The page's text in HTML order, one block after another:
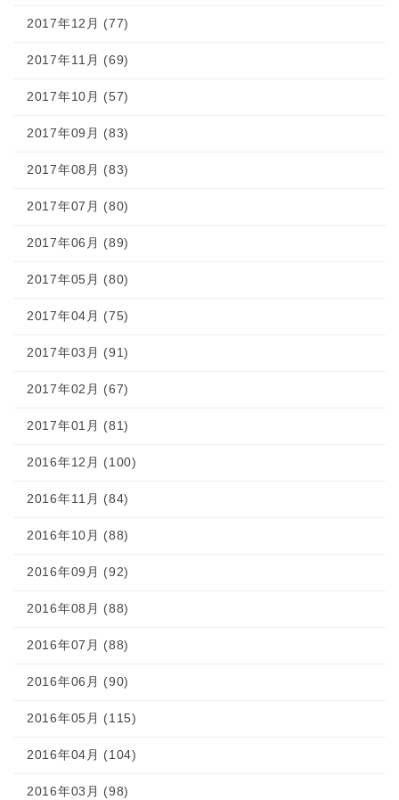
2017年12月 (77)
2017年11月 (69)
2017年10月 (57)
2017年09月 (83)
2017年08月 (83)
2017年07月 (80)
2017年06月 (89)
2017年05月 (80)
2017年04月 (75)
2017年03月 (91)
2017年02月 (67)
2017年01月 (81)
2016年12月 (100)
2016年11月 (84)
2016年10月 (88)
2016年09月 (92)
2016年08月 (88)
2016年07月 (88)
2016年06月 (90)
2016年05月 (115)
2016年04月 (104)
2016年03月 (98)